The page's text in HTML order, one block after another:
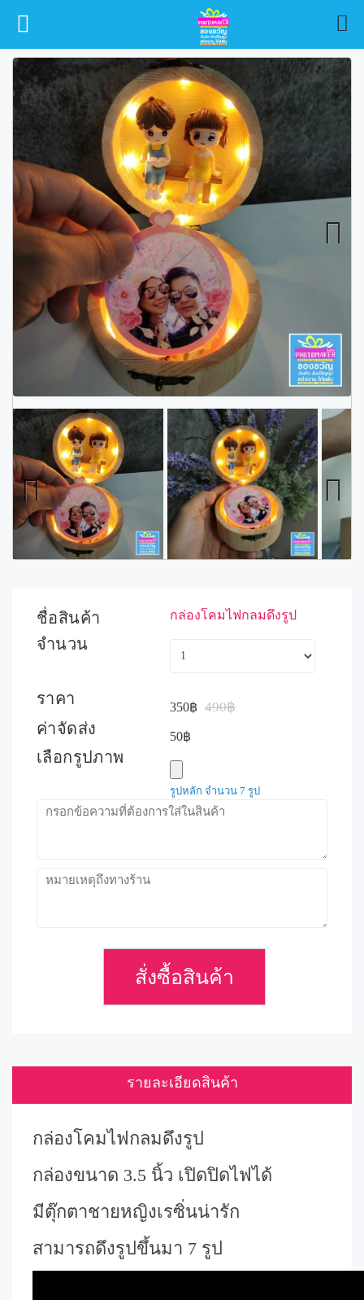
สินค้า
Previous Next
ชื่อสินค้า กล่องโคมไฟกลมดึงรูป
จำนวน
ราคา 350฿ 490฿
ค่าจัดส่ง 50฿
เลือกรูปภาพ
รูปหลัก จำนวน 7 รูป
สั่งซื้อสินค้า
รายละเอียดสินค้า
กล่องโคมไฟกลมดึงรูป
กล่องขนาด 3.5 นิ้ว เปิดปิดไฟได้
มีตุ๊กตาชายหญิงเรซิ่นน่ารัก
สามารถดึงรูปขึ้นมา 7 รูป